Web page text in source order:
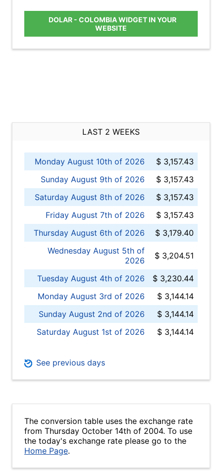
DOLAR - COLOMBIA WIDGET IN YOUR
WEBSITE
LAST 2 WEEKS
Monday August 10th of 2026
$ 3,157.43
Sunday August 9th of 2026
$ 3,157.43
Saturday August 8th of 2026
$ 3,157.43
Friday August 7th of 2026
$ 3,157.43
Thursday August 6th of 2026
$ 3,179.40
Wednesday August 5th of
2026
$ 3,204.51
Tuesday August 4th of 2026
$ 3,230.44
Monday August 3rd of 2026
$ 3,144.14
Sunday August 2nd of 2026
$ 3,144.14
Saturday August 1st of 2026
$ 3,144.14
See previous days
The conversion table uses the exchange rate
from Thursday October 14th of 2004. To use
the today's exchange rate please go to the
Home Page.